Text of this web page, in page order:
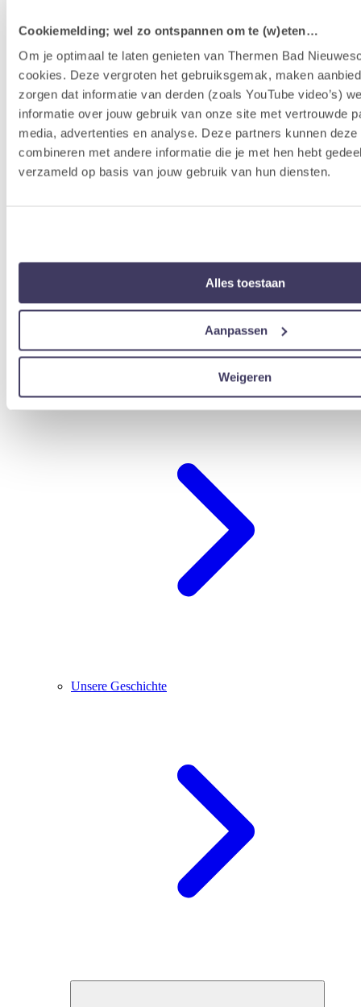
Cookiemelding; wel zo ontspannen om te (w)eten…
Om je optimaal te laten genieten van Thermen Bad
cookies. Deze vergroten het gebruiksgemak, maken
zorgen dat informatie van derden (zoals YouTube video’s)
informatie over jouw gebruik van onze site met vertrouwde
media, advertenties en analyse. Deze partners kunnen deze
combineren met andere informatie die je met hen hebt
verzameld op basis van jouw gebruik van hun diensten.
Alles toestaan
Aanpassen
Weigeren
Erlebnisprogramm
Unsere Geschichte